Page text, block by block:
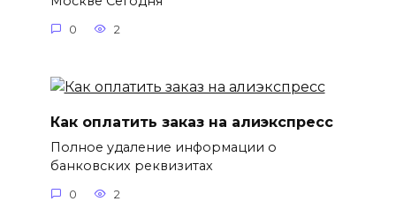
0 2
Как оплатить заказ на алиэкспресс
Полное удаление информации о
банковских реквизитах
0 2